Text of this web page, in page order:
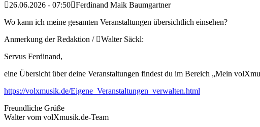
26.06.2026 - 07:50 Ferdinand Maik Baumgartner
Wo kann ich meine gesamten Veranstaltungen übersichtlich einsehen?
Anmerkung der Redaktion /
Walter Säckl:
Servus Ferdinand,
eine Übersicht über deine Veranstaltungen findest du im Bereich „Mein
https://volxmusik.de/Eigene_Veranstaltungen_verwalten.html
Freundliche Grüße
Walter vom volXmusik.de-Team